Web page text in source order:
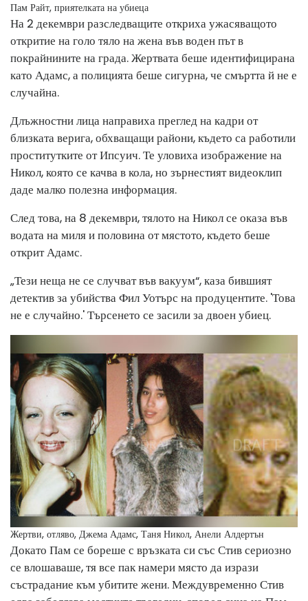
Пам Райт, приятелката на убиеца
На 2 декември разследващите откриха ужасяващото
откритие на голо тяло на жена във воден път в
покрайнините на града. Жертвата беше идентифицирана
като Адамс, а полицията беше сигурна, че смъртта й не е
случайна.
Длъжностни лица направиха преглед на кадри от
близката верига, обхващащи райони, където са работили
проститутките от Ипсуич. Те уловиха изображение на
Никол, която се качва в кола, но зърнестият видеоклип
даде малко полезна информация.
След това, на 8 декември, тялото на Никол се оказа във
водата на миля и половина от мястото, където беше
открит Адамс.
„Тези неща не се случват във вакуум“, каза бившият
детектив за убийства Фил Уотърс на продуцентите. 'Това
не е случайно.' Търсенето се засили за двоен убиец.
Жертви, отляво, Джема Адамс, Таня Никол, Анели Алдертън
Докато Пам се бореше с връзката си със Стив сериозно
се влошаваше, тя все пак намери място да изрази
състрадание към убитите жени. Междувременно Стив